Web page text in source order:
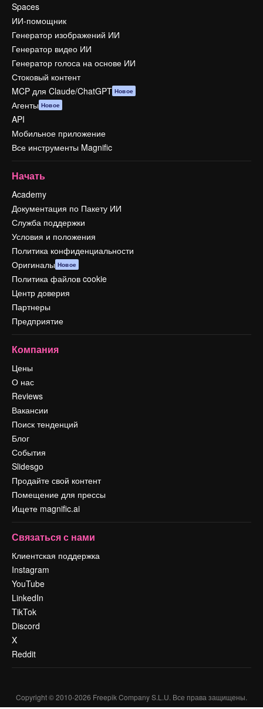
Spaces
ИИ-помощник
Генератор изображений ИИ
Генератор видео ИИ
Генератор голоса на основе ИИ
Стоковый контент
MCP для Claude/ChatGPT Новое
Агенты Новое
API
Мобильное приложение
Все инструменты Magnific
Начать
Academy
Документация по Пакету ИИ
Служба поддержки
Условия и положения
Политика конфиденциальности
Оригиналы Новое
Политика файлов cookie
Центр доверия
Партнеры
Предприятие
Компания
Цены
О нас
Reviews
Вакансии
Поиск тенденций
Блог
События
Slidesgo
Продайте свой контент
Помещение для прессы
Ищете magnific.ai
Связаться с нами
Клиентская поддержка
Instagram
YouTube
LinkedIn
TikTok
Discord
X
Reddit
Copyright © 2010-2026 Freepik Company S.L.U. Все права защищены.